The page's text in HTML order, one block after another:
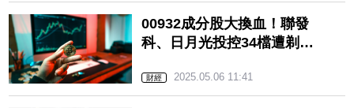
00932成分股大換血！聯發
科、日月光投控34檔遭剃
財經 2025.05.06 11:41